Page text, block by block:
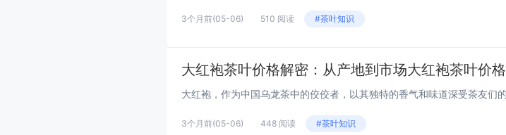
3个月前(05-06) 510 阅读 #茶叶知识
大红袍茶叶价格解密：从产地到市场大红袍茶叶价格
3个月前(05-06) 448 阅读 #茶叶知识